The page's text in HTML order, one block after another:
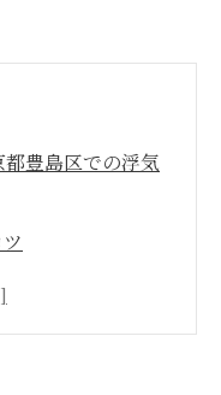
豊島区での浮気
法